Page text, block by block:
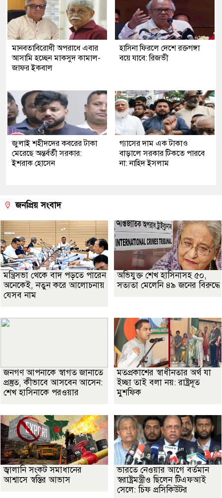
মানবতাবিরোধী অপরাধে এবার
আসামি হচ্ছেন মাকসুদ কামাল-
জাফর ইকবাল
হাসিনা ফিরলে দেশে রক্তগঙ্গা
বয়ে যাবে: রিজভী
জুলাই শহীদদের কবরের টাকা
মেরেছে অন্তর্বর্তী সরকার:
ইশরাক হোসেন
গ্যাসের দাম এক টাকাও
বাড়ালে সরকার টিকতে পারবে
না: নাহিদ ইসলাম
জনপ্রিয় সংবাদ
মন্ত্রিসভা থেকে বাদ পড়তে পারেন
অনেকেই, নতুন করে আলোচনায়
যেসব নাম
অভিযুক্ত শেখ হাসিনাসহ ৫০,
সত্যতা মেলেনি ৪৯ জনের বিরুদ্ধে
জনগণ আপনাকে স্বাগত জানাতে
প্রস্তুত, কীভাবে আসবেন আসেন:
শেখ হাসিনাকে পরওয়ার
মতপ্রকাশের স্বাধীনতার অর্থ যা
ইচ্ছা তাই বলা নয়: রাষ্ট্রদূত
মুশফিক
জ্বালানি সংকট সমাধানের
আশ্বাসে স্বস্তির আভাস
ভারতে নেওয়ার আগে বর্তমান
স্বরাষ্ট্রমন্ত্রীও ছিলেন টিএফআই
সেলে: চিফ প্রসিকিউটর